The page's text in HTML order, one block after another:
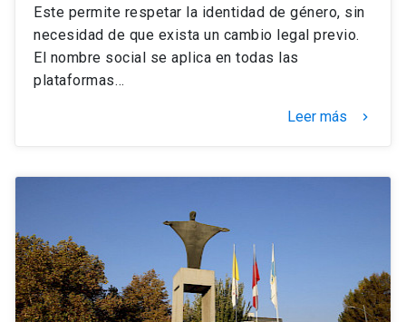
Personal
Alumni launch
Mi Cuenta UC launch
Correo UC
Mi Portal UC launch
Este permite respetar la identidad de género, sin
necesidad de que exista un cambio legal previo.
El nombre social se aplica en todas las
plataformas…
Leer más keyboard_arrow_right